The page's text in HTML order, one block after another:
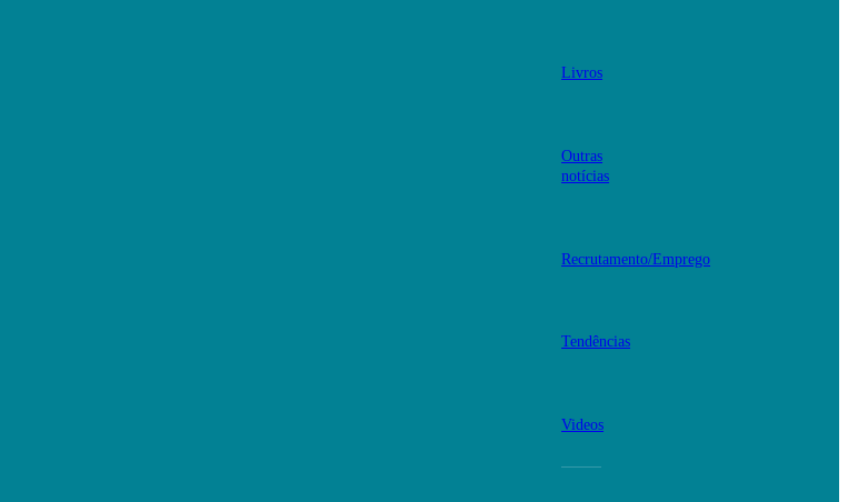
Livros
Outras
notícias
Recrutamento/Emprego
Tendências
Videos